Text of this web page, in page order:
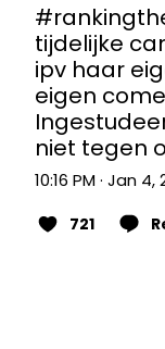
tijdelijke
ipv haar
eigen
niet tegen
10:16 PM · Jan 4,
721